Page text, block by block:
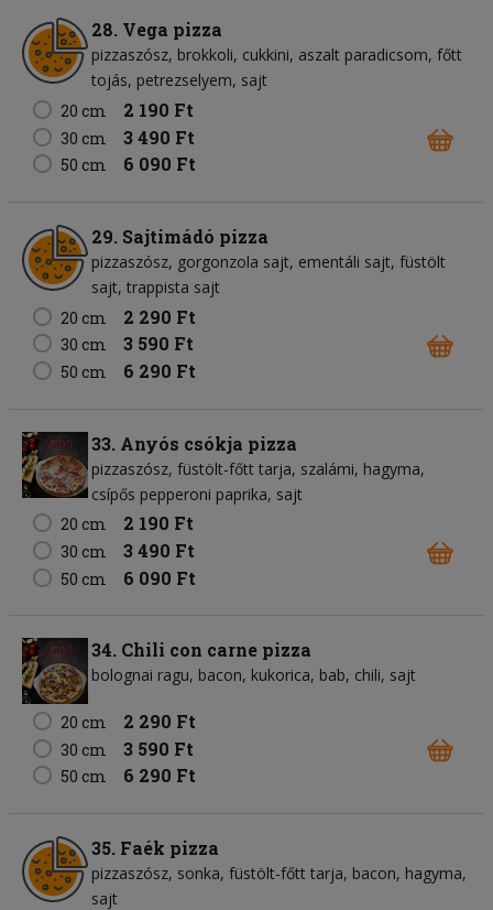
28. Vega pizza
pizzaszósz brokkoli cukkini aszalt paradicsom főtt
tojás petrezselyem sajt
20 cm
2 190 Ft
30 cm 3 490 Ft
50 cm 6 090 Ft
29. Sajtimádó pizza
pizzaszósz gorgonzola sajt ementáli sajt füstölt
sajt trappista sajt
20 cm
2 290 Ft
30 cm 3 590 Ft
50 cm 6 290 Ft
33. Anyós csókja pizza
pizzaszósz füstölt-főtt tarja szalámi hagyma
csípős pepperoni paprika sajt
20 cm
2 190 Ft
30 cm 3 490 Ft
50 cm 6 090 Ft
34. Chili con carne pizza
bolognai ragu bacon kukorica bab chili sajt
20 cm 2 290 Ft
30 cm 3 590 Ft
50 cm 6 290 Ft
35. Faék pizza
pizzaszósz sonka füstölt-főtt tarja bacon hagyma
sajt